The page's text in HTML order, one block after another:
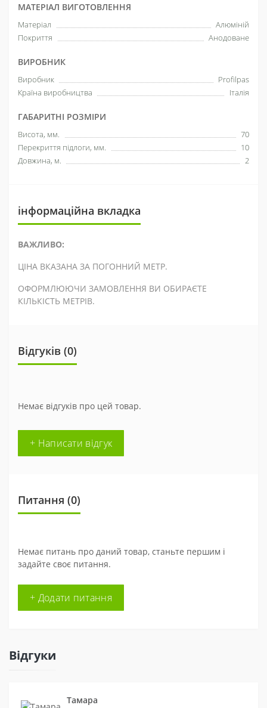
МАТЕРІАЛ ВИГОТОВЛЕННЯ
Матеріал
Алюміній
Покриття
Анодоване
ВИРОБНИК
Виробник
Profilpas
Країна виробництва
Італія
ГАБАРИТНІ РОЗМІРИ
Висота, мм.
70
Перекриття підлоги, мм.
10
Довжина, м.
2
інформаційна вкладка
ВАЖЛИВО:
ЦІНА ВКАЗАНА ЗА ПОГОННИЙ МЕТР.
ОФОРМЛЮЮЧИ ЗАМОВЛЕННЯ ВИ ОБИРАЄТЕ
КІЛЬКІСТЬ МЕТРІВ.
Відгуків (0)
Немає відгуків про цей товар.
+ Написати відгук
Питання (0)
Немає питань про даний товар, станьте першим і
задайте своє питання.
+ Додати питання
Відгуки
Тамара